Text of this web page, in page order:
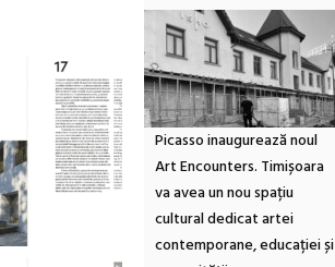
Picasso inaugurează noul
Art Encounters. Timișoara
va avea un nou spațiu
cultural dedicat artei
contemporane, educației și